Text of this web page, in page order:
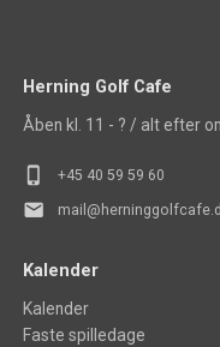
Herning Golf Cafe
Åben kl. 11 - ? / alt efter
phone_iphone +45 40 59 59 60
mail
Kalender
Kalender
Faste spilledage